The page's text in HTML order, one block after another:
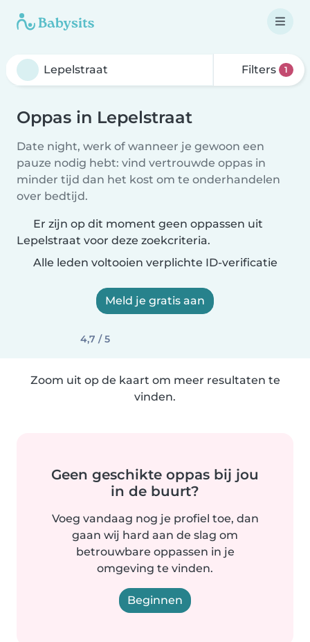
Filters 1
Oppas in Lepelstraat
Date night, werk of wanneer je gewoon een
pauze nodig hebt: vind vertrouwde oppas in
minder tijd dan het kost om te onderhandelen
over bedtijd.
Er zijn op dit moment geen oppassen uit
Lepelstraat voor deze zoekcriteria.
Alle leden voltooien verplichte ID-verificatie
Meld je gratis aan
4,7 / 5
Zoom uit op de kaart om meer resultaten te
vinden.
Geen geschikte oppas bij jou
in de buurt?
Voeg vandaag nog je profiel toe, dan
gaan wij hard aan de slag om
betrouwbare oppassen in je
omgeving te vinden.
Beginnen